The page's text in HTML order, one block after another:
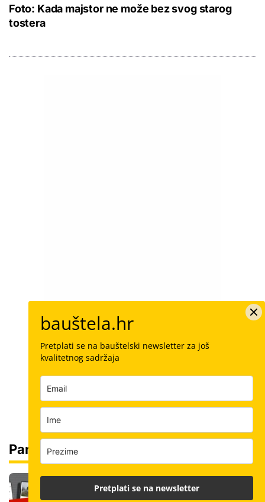
Foto: Kada majstor ne može bez svog starog
tostera
Partneri
Čitajte bauštela.hr cijelo ljeto uz
posebnu cijenu: Pretplatite se za samo
bauštela.hr
Pretplati se na bauštelski newsletter za još
kvalitetnog sadržaja
Pretplati se na newsletter